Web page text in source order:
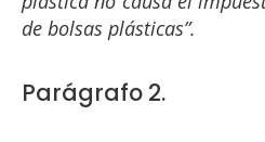
de bolsas plásticas”.
Parágrafo 2.